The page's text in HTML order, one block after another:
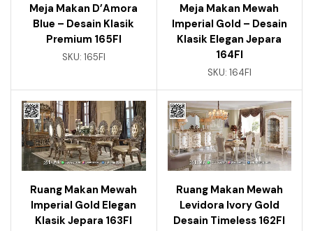
Meja Makan D’Amora
Blue – Desain Klasik
Premium 165FI
SKU: 165FI
Meja Makan Mewah
Imperial Gold – Desain
Klasik Elegan Jepara
164FI
SKU: 164FI
Ruang Makan Mewah
Imperial Gold Elegan
Klasik Jepara 163FI
Ruang Makan Mewah
Levidora Ivory Gold
Desain Timeless 162FI